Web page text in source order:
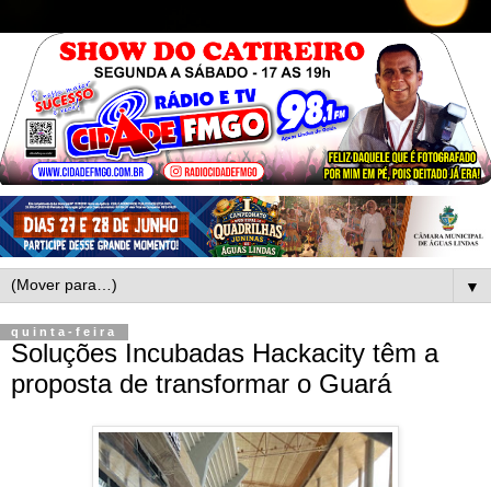
▼
quinta-feira
Soluções Incubadas Hackacity têm a
proposta de transformar o Guará